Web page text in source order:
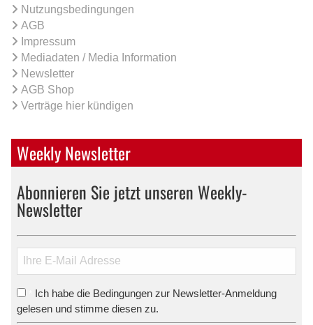
Nutzungsbedingungen
AGB
Impressum
Mediadaten / Media Information
Newsletter
AGB Shop
Verträge hier kündigen
Weekly Newsletter
Abonnieren Sie jetzt unseren Weekly-
Newsletter
Ich habe die Bedingungen zur Newsletter-Anmeldung
gelesen und stimme diesen zu.